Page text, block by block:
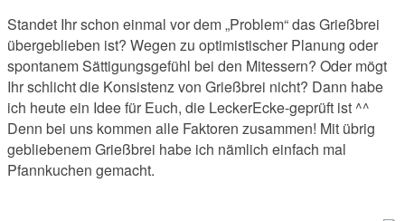
Standet Ihr schon einmal vor dem „Problem“ das Grießbrei
übergeblieben ist? Wegen zu optimistischer Planung oder
spontanem Sättigungsgefühl bei den Mitessern? Oder mögt
Ihr schlicht die Konsistenz von Grießbrei nicht? Dann habe
ich heute ein Idee für Euch, die LeckerEcke-geprüft ist ^^
Denn bei uns kommen alle Faktoren zusammen! Mit übrig
gebliebenem Grießbrei habe ich nämlich einfach mal
Pfannkuchen gemacht.